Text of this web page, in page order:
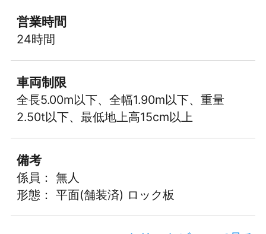
営業時間
24時間
車両制限
全長5.00m以下、全幅1.90m以下、重量
2.50t以下、最低地上高15cm以上
備考
係員： 無人
形態： 平面(舗装済) ロック板